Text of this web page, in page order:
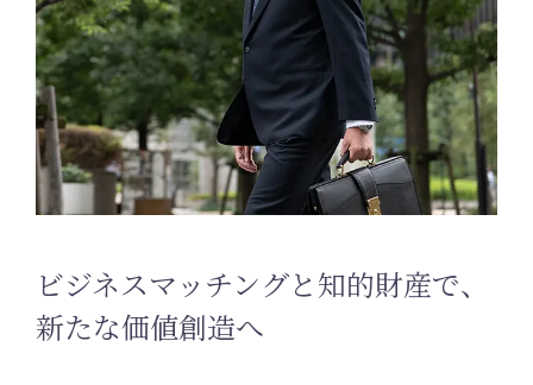
ビジネスマッチングと知的財産で、
新たな価値創造へ